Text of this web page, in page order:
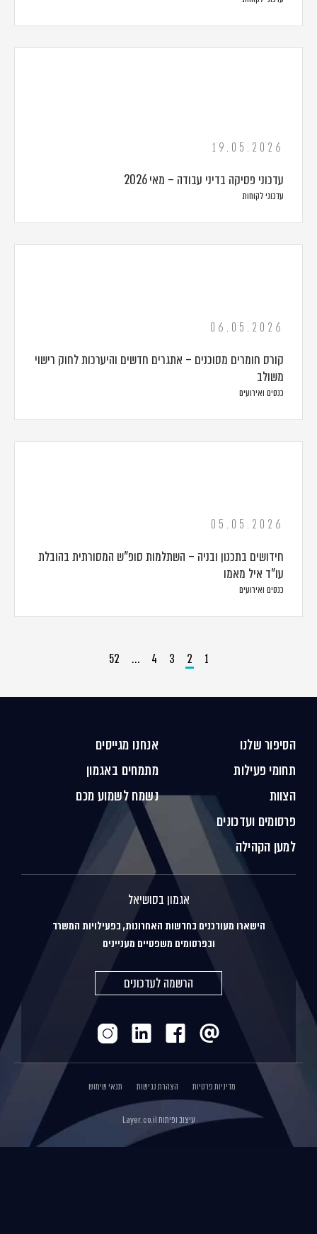
19.05.2026
עדכוני פסיקה בדיני עבודה – מאי 2026
עדכוני לקוחות
06.05.2026
קורס חומרים מסוכנים – אתגרים חדשים והיערכות לחוק רישוי
משולב
כנסים ואירועים
05.05.2026
חידושים בתכנון ובניה – השתלמות סופ"ש המסורתית בהובלת
עו"ד איל מאמו
כנסים ואירועים
1
2
3
4
…
52
הסיפור שלנו
תחומי פעילות
הצוות
פרסומים ועדכונים
למען הקהילה
אנחנו מגייסים
מתמחים באגמון
נשמח לשמוע מכם
אגמון בסושיאל
הישארו מעודכנים בחדשות האחרונות, בפעילויות המשרד
ובפרסומים משפטיים מעניינים
הרשמה לעדכונים
מדיניות פרטיות הצהרת נגישות תנאי שימוש
עיצוב ופיתוחLayer.co.il